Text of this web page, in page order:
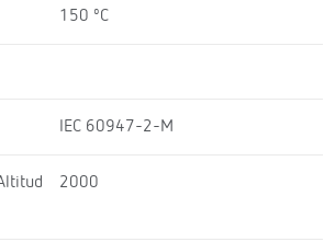
150 ºC
IEC 60947-2-M
2000